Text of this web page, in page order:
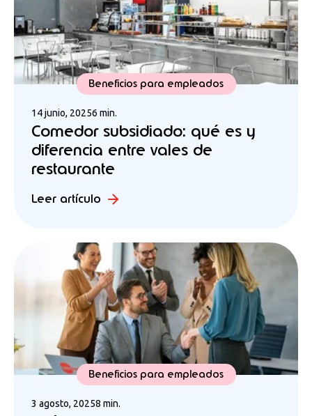
Beneficios para empleados
14 junio, 20256 min.
Comedor subsidiado: qué es y
diferencia entre vales de
restaurante
Leer artículo
Beneficios para empleados
3 agosto, 20258 min.